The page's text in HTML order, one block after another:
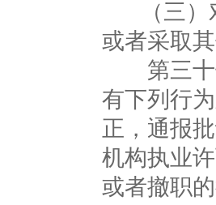
（三）
或者采取
第三十
有下列行
正，通报
机构执业
或者撤职